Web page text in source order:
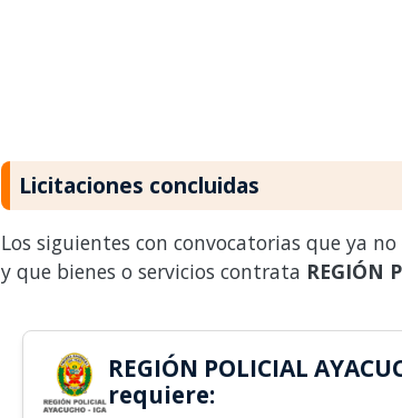
Licitaciones concluidas
Los siguientes con convocatorias que ya
y que bienes o servicios contrata REGIÓN
REGIÓN POLICIAL
requiere: